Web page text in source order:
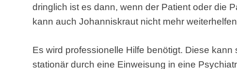
dringlich ist es dann, wenn der Patient oder die
kann auch Johanniskraut nicht mehr
Es wird professionelle Hilfe benötigt. Diese
stationär durch eine Einweisung in eine